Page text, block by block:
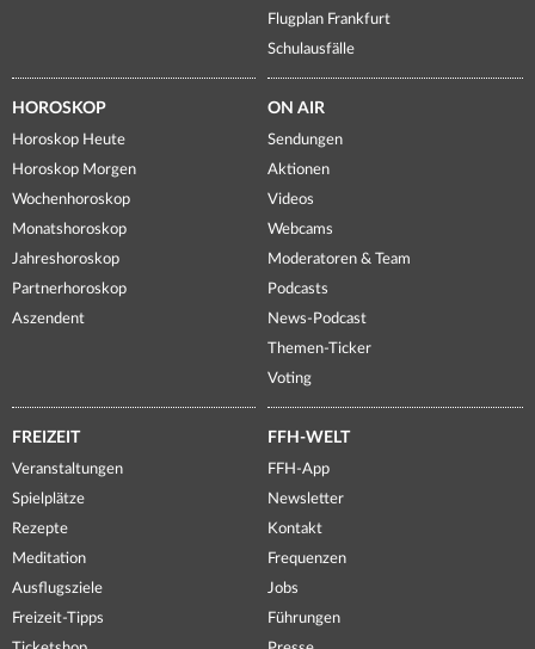
Flugplan Frankfurt
Schulausfälle
HOROSKOP
Horoskop Heute
Horoskop Morgen
Wochenhoroskop
Monatshoroskop
Jahreshoroskop
Partnerhoroskop
Aszendent
ON AIR
Sendungen
Aktionen
Videos
Webcams
Moderatoren & Team
Podcasts
News-Podcast
Themen-Ticker
Voting
FREIZEIT
Veranstaltungen
Spielplätze
Rezepte
Meditation
Ausflugsziele
Freizeit-Tipps
FFH-WELT
FFH-App
Newsletter
Kontakt
Frequenzen
Jobs
Führungen